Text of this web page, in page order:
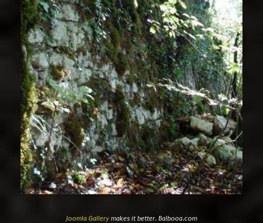
Joomla Gallerymakes it better. Balbooa.com